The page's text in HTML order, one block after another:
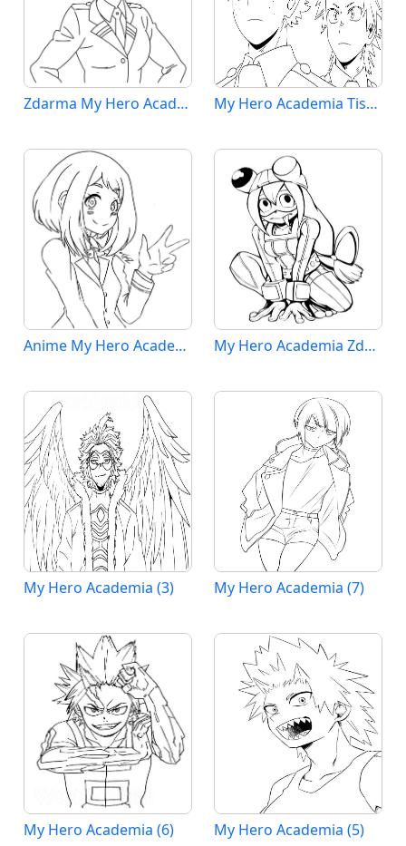
Zdarma My Hero Academia k Tisku pro Děti My Hero Academia Tisknutelná Zdarma
Anime My Hero Academia My Hero Academia Zdarma
My Hero Academia (3) My Hero Academia (7)
My Hero Academia (6) My Hero Academia (5)